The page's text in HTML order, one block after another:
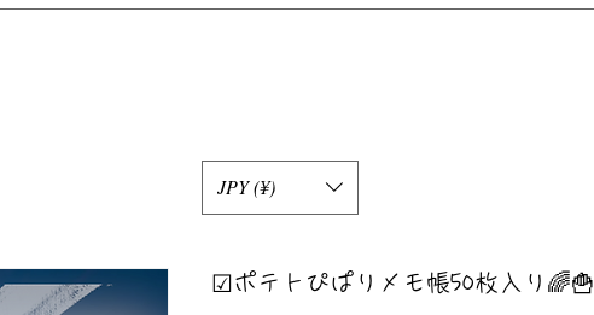
☑︎ポテトぴぱりメモ帳50枚入り🌈🍟
JPY (¥)